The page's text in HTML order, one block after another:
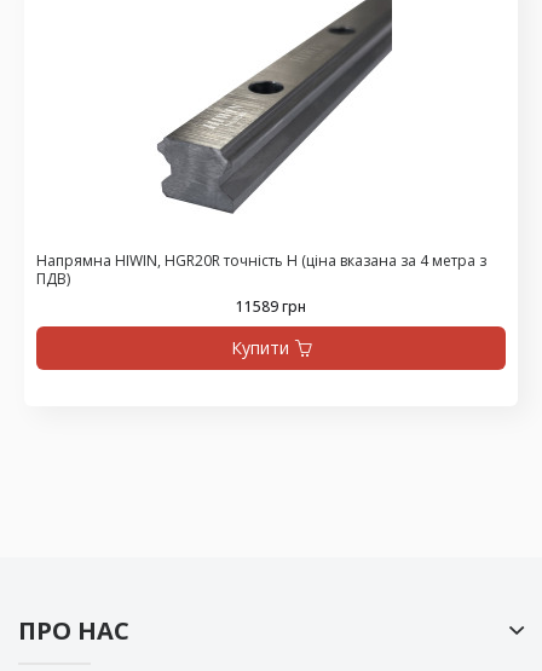
Напрямна HIWIN, HGR20R точність H (ціна вказана за 4 метра з
ПДВ)
11589 грн
Купити
ПРО НАС